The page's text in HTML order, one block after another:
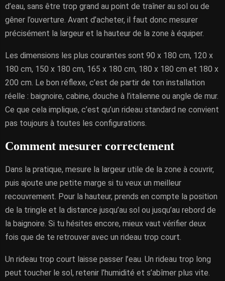
d’eau, sans être trop grand au point de traîner au sol ou de
gêner l’ouverture. Avant d’acheter, il faut donc mesurer
précisément la largeur et la hauteur de la zone à équiper.
Les dimensions les plus courantes sont 90 x 180 cm, 120 x
180 cm, 150 x 180 cm, 165 x 180 cm, 180 x 180 cm et 180 x
200 cm. Le bon réflexe, c’est de partir de ton installation
réelle : baignoire, cabine, douche à l’italienne ou angle de mur.
Ce que cela implique, c’est qu’un rideau standard ne convient
pas toujours à toutes les configurations.
Comment mesurer correctement
Dans la pratique, mesure la largeur utile de la zone à couvrir,
puis ajoute une petite marge si tu veux un meilleur
recouvrement. Pour la hauteur, prends en compte la position
de la tringle et la distance jusqu’au sol ou jusqu’au rebord de
la baignoire. Si tu hésites encore, mieux vaut vérifier deux
fois que de te retrouver avec un rideau trop court.
Un rideau trop court laisse passer l’eau. Un rideau trop long
peut toucher le sol, retenir l’humidité et s’abîmer plus vite.